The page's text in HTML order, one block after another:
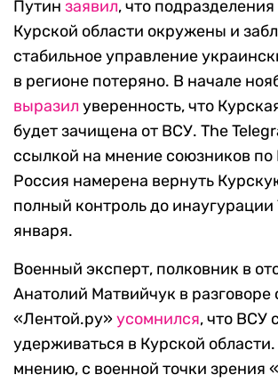
Путин заявил, что
Курской области окружены и
стабильное управление
в регионе потеряно. В начале
выразил уверенность, что
будет зачищена от ВСУ. The
ссылкой на мнение союзников по
Россия намерена вернуть
полный контроль до
января.
Военный эксперт, полковник в
Анатолий Матвийчук в разговоре
«Лентой.ру»усомнился, что ВСУ
удерживаться в Курской
мнению, с военной точки зрения